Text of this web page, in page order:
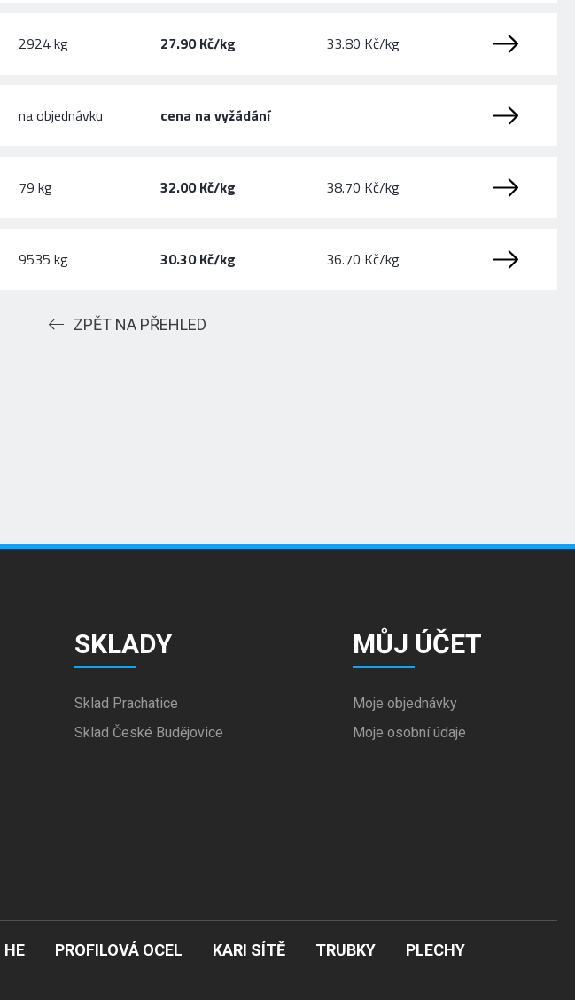
2924 kg 27.90 Kč/kg 33.80 Kč/kg
na objednávku cena na vyžádání
79 kg 32.00 Kč/kg 38.70 Kč/kg
9535 kg 30.30 Kč/kg 36.70 Kč/kg
ZPĚT NA PŘEHLED
SKLADY
Sklad Prachatice
Sklad České Budějovice
MŮJ ÚČET
Moje objednávky
Moje osobní údaje
HE PROFILOVÁ OCEL KARI SÍTĚ TRUBKY
PLECHY